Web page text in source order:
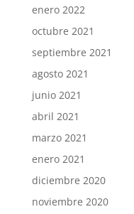
enero 2022
octubre 2021
septiembre 2021
agosto 2021
junio 2021
abril 2021
marzo 2021
enero 2021
diciembre 2020
noviembre 2020